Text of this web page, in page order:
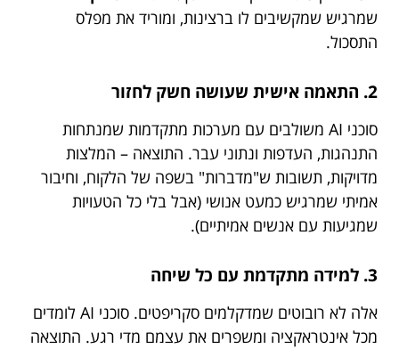
שמרגיש שמקשיבים לו ברצינות, ומוריד את מפלס
התסכול.
2. התאמה אישית שעושה חשק לחזור
סוכני AI משולבים עם מערכות מתקדמות שמנתחות
התנהגות, העדפות ונתוני עבר. התוצאה – המלצות
מדויקות, תשובות ש"מדברות" בשפה של הלקוח, וחיבור
אמיתי שמרגיש כמעט אנושי (אבל בלי כל הטעויות
שמגיעות עם אנשים אמיתיים).
3. למידה מתקדמת עם כל שיחה
אלה לא רובוטים שמדקלמים סקריפטים. סוכני AI לומדים
מכל אינטראקציה ומשפרים את עצמם מדי רגע. התוצאה